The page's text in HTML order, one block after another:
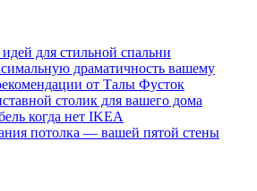
для стильной спальни
драматичность вашему
от Талы Фусток
столик для вашего дома
когда нет IKEA
потолка — вашей пятой стены